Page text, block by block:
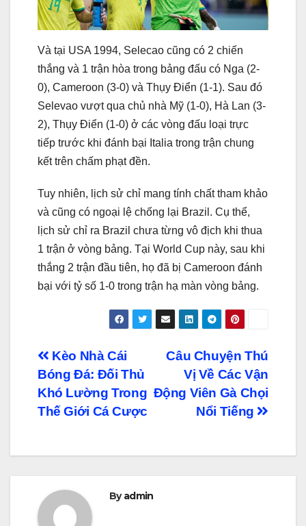
Và tại USA 1994, Selecao cũng có 2 chiến
thắng và 1 trận hòa trong bảng đấu có Nga (2-
0), Cameroon (3-0) và Thụy Điển (1-1). Sau đó
Selevao vượt qua chủ nhà Mỹ (1-0), Hà Lan (3-
2), Thụy Điển (1-0) ở các vòng đấu loại trực
tiếp trước khi đánh bại Italia trong trận chung
kết trên chấm phạt đền.
Tuy nhiên, lịch sử chỉ mang tính chất tham khảo
và cũng có ngoại lệ chống lại Brazil. Cụ thể,
lịch sử chỉ ra Brazil chưa từng vô địch khi thua
1 trận ở vòng bảng. Tại World Cup này, sau khi
thắng 2 trận đầu tiên, họ đã bị Cameroon đánh
bại với tỷ số 1-0 trong trận hạ màn vòng bảng.
Điều
hướng
bài
Câu Chuyện Thú
Vị Về Các Vận
Động Viên Gà Chọi
Nổi Tiếng
Kèo Nhà Cái
Bóng Đá: Đối Thủ
Khó Lường Trong
Thế Giới Cá Cược
Byadmin